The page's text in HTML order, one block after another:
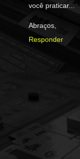
você praticar...
Abraços,
Responder